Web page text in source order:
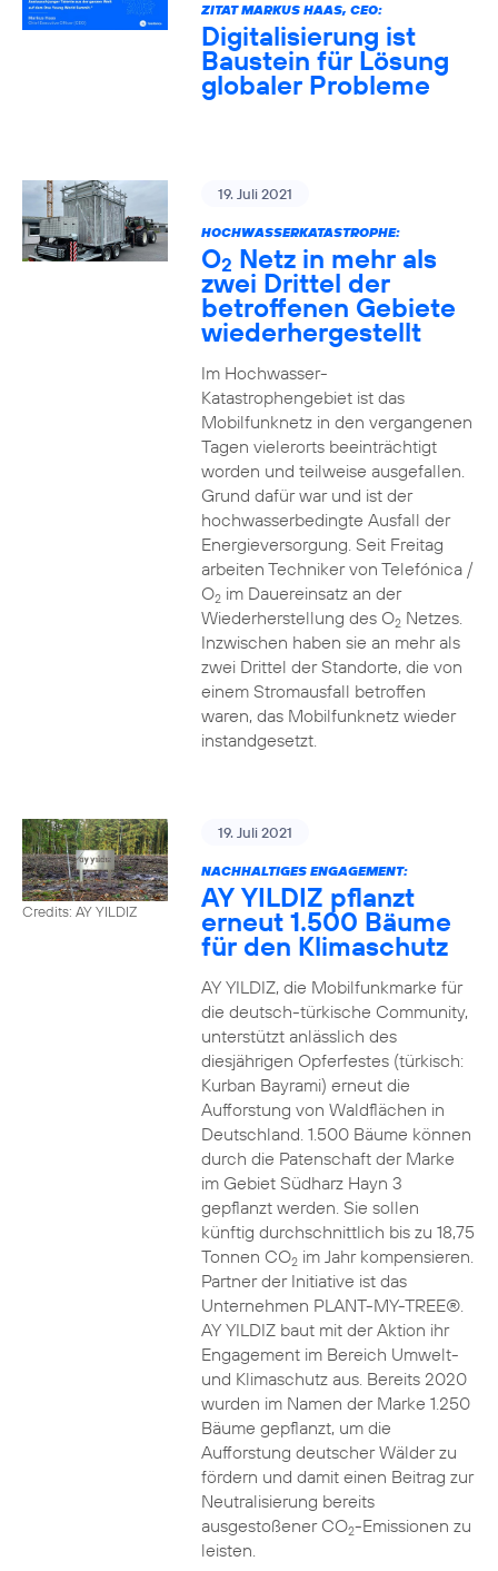
ZITAT MARKUS HAAS, CEO:
Digitalisierung ist
Baustein für Lösung
globaler Probleme
19. Juli 2021
HOCHWASSERKATASTROPHE:
O2 Netz in mehr als
zwei Drittel der
betroffenen Gebiete
wiederhergestellt
Im Hochwasser-
Katastrophengebiet ist das
Mobilfunknetz in den vergangenen
Tagen vielerorts beeinträchtigt
worden und teilweise ausgefallen.
Grund dafür war und ist der
hochwasserbedingte Ausfall der
Energieversorgung. Seit Freitag
arbeiten Techniker von Telefónica /
O2im Dauereinsatz an der
Wiederherstellung des O2Netzes.
Inzwischen haben sie an mehr als
zwei Drittel der Standorte, die von
einem Stromausfall betroffen
waren, das Mobilfunknetz wieder
instandgesetzt.
Credits: AY YILDIZ
19. Juli 2021
NACHHALTIGES ENGAGEMENT:
AY YILDIZ pflanzt
erneut 1.500 Bäume
für den Klimaschutz
AY YILDIZ, die Mobilfunkmarke für
die deutsch-türkische Community,
unterstützt anlässlich des
diesjährigen Opferfestes (türkisch:
Kurban Bayrami) erneut die
Aufforstung von Waldflächen in
Deutschland. 1.500 Bäume können
durch die Patenschaft der Marke
im Gebiet Südharz Hayn 3
gepflanzt werden. Sie sollen
künftig durchschnittlich bis zu 18,75
Tonnen CO2im Jahr kompensieren.
Partner der Initiative ist das
Unternehmen PLANT-MY-TREE®.
AY YILDIZ baut mit der Aktion ihr
Engagement im Bereich Umwelt-
und Klimaschutz aus. Bereits 2020
wurden im Namen der Marke 1.250
Bäume gepflanzt, um die
Aufforstung deutscher Wälder zu
fördern und damit einen Beitrag zur
Neutralisierung bereits
ausgestoßener CO2-Emissionen zu
leisten.